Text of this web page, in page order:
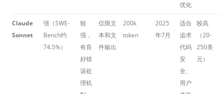
优化
Claude
Sonnet
强（SWE-
Bench约
74.5%）
较
强，
有良
好错
误处
理机
仅限文
本和文
件输出
200k
token
2025
年7月
适合
追求
代码
安
全、
用户
较高
（20-
250美
元）